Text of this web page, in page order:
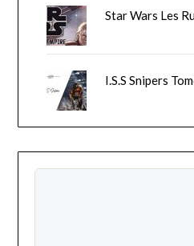
Star Wars Les
I.S.S Snipers